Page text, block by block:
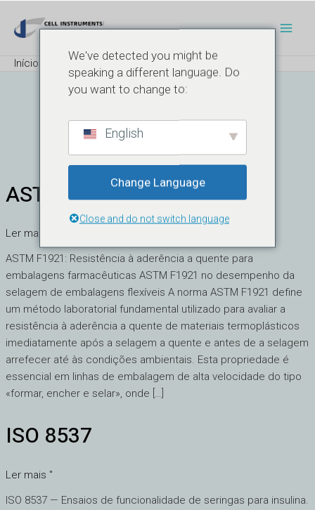
para
conteúdo
Início Blogue
Blogue
ASTM F1921
ASTM
Ler mais "
ASTM F1921: Resistência à aderência a quente para
embalagens farmacêuticas ASTM F1921 no desempenho da
selagem de embalagens flexíveis A norma ASTM F1921 define
um método laboratorial fundamental utilizado para avaliar a
resistência à aderência a quente de materiais termoplásticos
imediatamente após a selagem a quente e antes de a selagem
arrefecer até às condições ambientais. Esta propriedade é
essencial em linhas de embalagem de alta velocidade do tipo
«formar, encher e selar», onde […]
ISO 8537
ISO
Ler mais "
ISO 8537 — Ensaios de funcionalidade de seringas para insulina.
de
posts
We've detected you might be
speaking a different language. Do
you want to change to:
English
Change Language
Close and do not switch language